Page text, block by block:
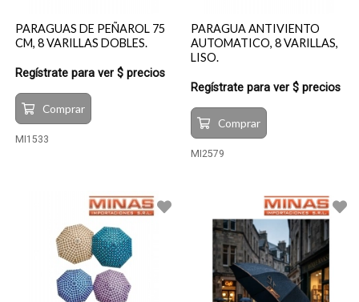
PARAGUAS DE PEÑAROL 75
CM, 8 VARILLAS DOBLES.
Regístrate para ver $ precios
Comprar
MI1533
PARAGUA ANTIVIENTO
AUTOMATICO, 8 VARILLAS,
LISO.
Regístrate para ver $ precios
Comprar
MI2579